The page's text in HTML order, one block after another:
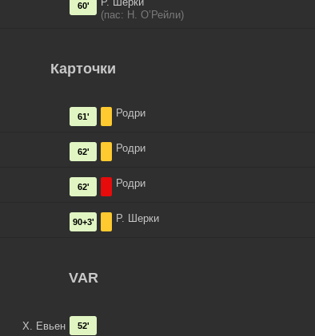
(пас: Н. О’Рейли)
60'
Карточки
Родри
61'
Родри
62'
Родри
62'
Р. Шерки
90+3'
VAR
Х. Евьен
52'